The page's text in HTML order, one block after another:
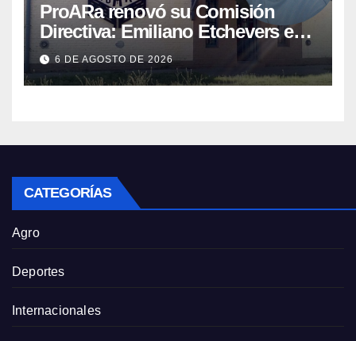
ProARa renovó su Comisión
Directiva: Emiliano Etchevers es
el nuevo Presidente de la entidad
6 DE AGOSTO DE 2026
CATEGORÍAS
Agro
Deportes
Internacionales